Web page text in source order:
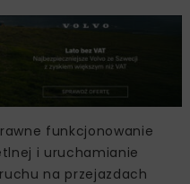
funkcjonowanie
i uruchamianie
na przejazdach